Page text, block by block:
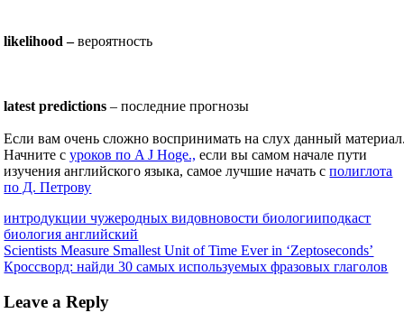
likelihood –вероятность
latest predictions – последние прогнозы
Если вам очень сложно воспринимать на слух данный
Начните суроков по A J Hoge., если вы самом начале пути
изучения английского языка, самое лучшие начать сполиглота
по Д. Петрову
интродукции чужеродных видовновости биологииподкаст
биология английский
Post
navigation
Previous
Post:
Scientists Measure Smallest Unit of Time Ever in ‘Zeptoseconds’
Next
Кроссворд: найди 30 самых используемых фразовых глаголов
Leave a Reply